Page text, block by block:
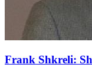
Frank Shkreli: